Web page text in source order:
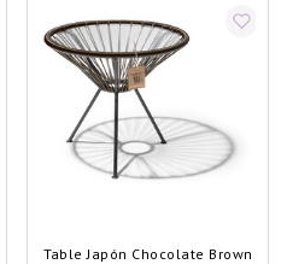
Table Japón Chocolate Brown